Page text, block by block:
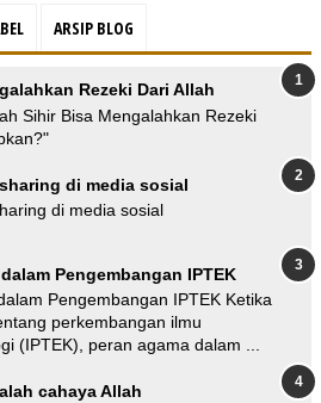
ARSIP BLOG
Rezeki Dari Allah
Sihir Bisa Mengalahkan Rezeki
di media sosial
di media sosial
Pengembangan IPTEK
Pengembangan IPTEK Ketika
perkembangan ilmu
(IPTEK), peran agama dalam ...
cahaya Allah